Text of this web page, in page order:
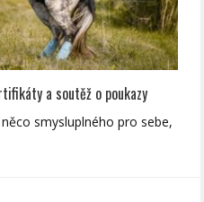
a soutěž o poukazy
smysluplného pro sebe,